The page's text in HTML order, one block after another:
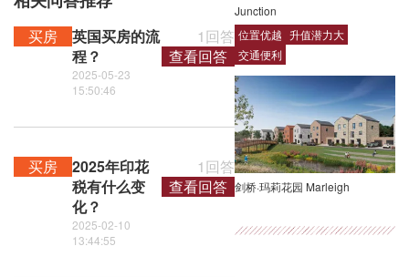
买房
英国买房的流
程？
2025-05-23
15:50:46
1回答
查看回答
买房
2025年印花
税有什么变
化？
2025-02-10
13:44:55
1回答
查看回答
Junction
位置优越 升值潜力大
交通便利
剑桥·玛莉花园 Marleigh